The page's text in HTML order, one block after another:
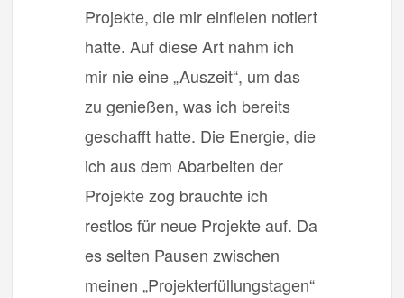
Projekte, die mir einfielen notiert
hatte. Auf diese Art nahm ich
mir nie eine „Auszeit“, um das
zu genießen, was ich bereits
geschafft hatte. Die Energie, die
ich aus dem Abarbeiten der
Projekte zog brauchte ich
restlos für neue Projekte auf. Da
es selten Pausen zwischen
meinen „Projekterfüllungstagen“